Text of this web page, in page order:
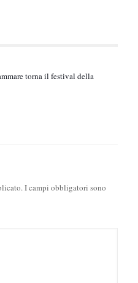
torna il festival della
I campi obbligatori sono